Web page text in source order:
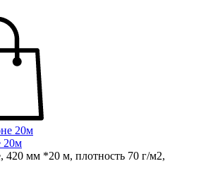
20м
420 мм *20 м, плотность 70 г/м2,